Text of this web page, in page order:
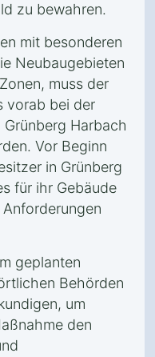
zu bewahren.
mit besonderen
Neubaugebieten
muss der
vorab bei der
Harbach
Vor Beginn
in Grünberg
für ihr Gebäude
geplanten
Behörden
um
den